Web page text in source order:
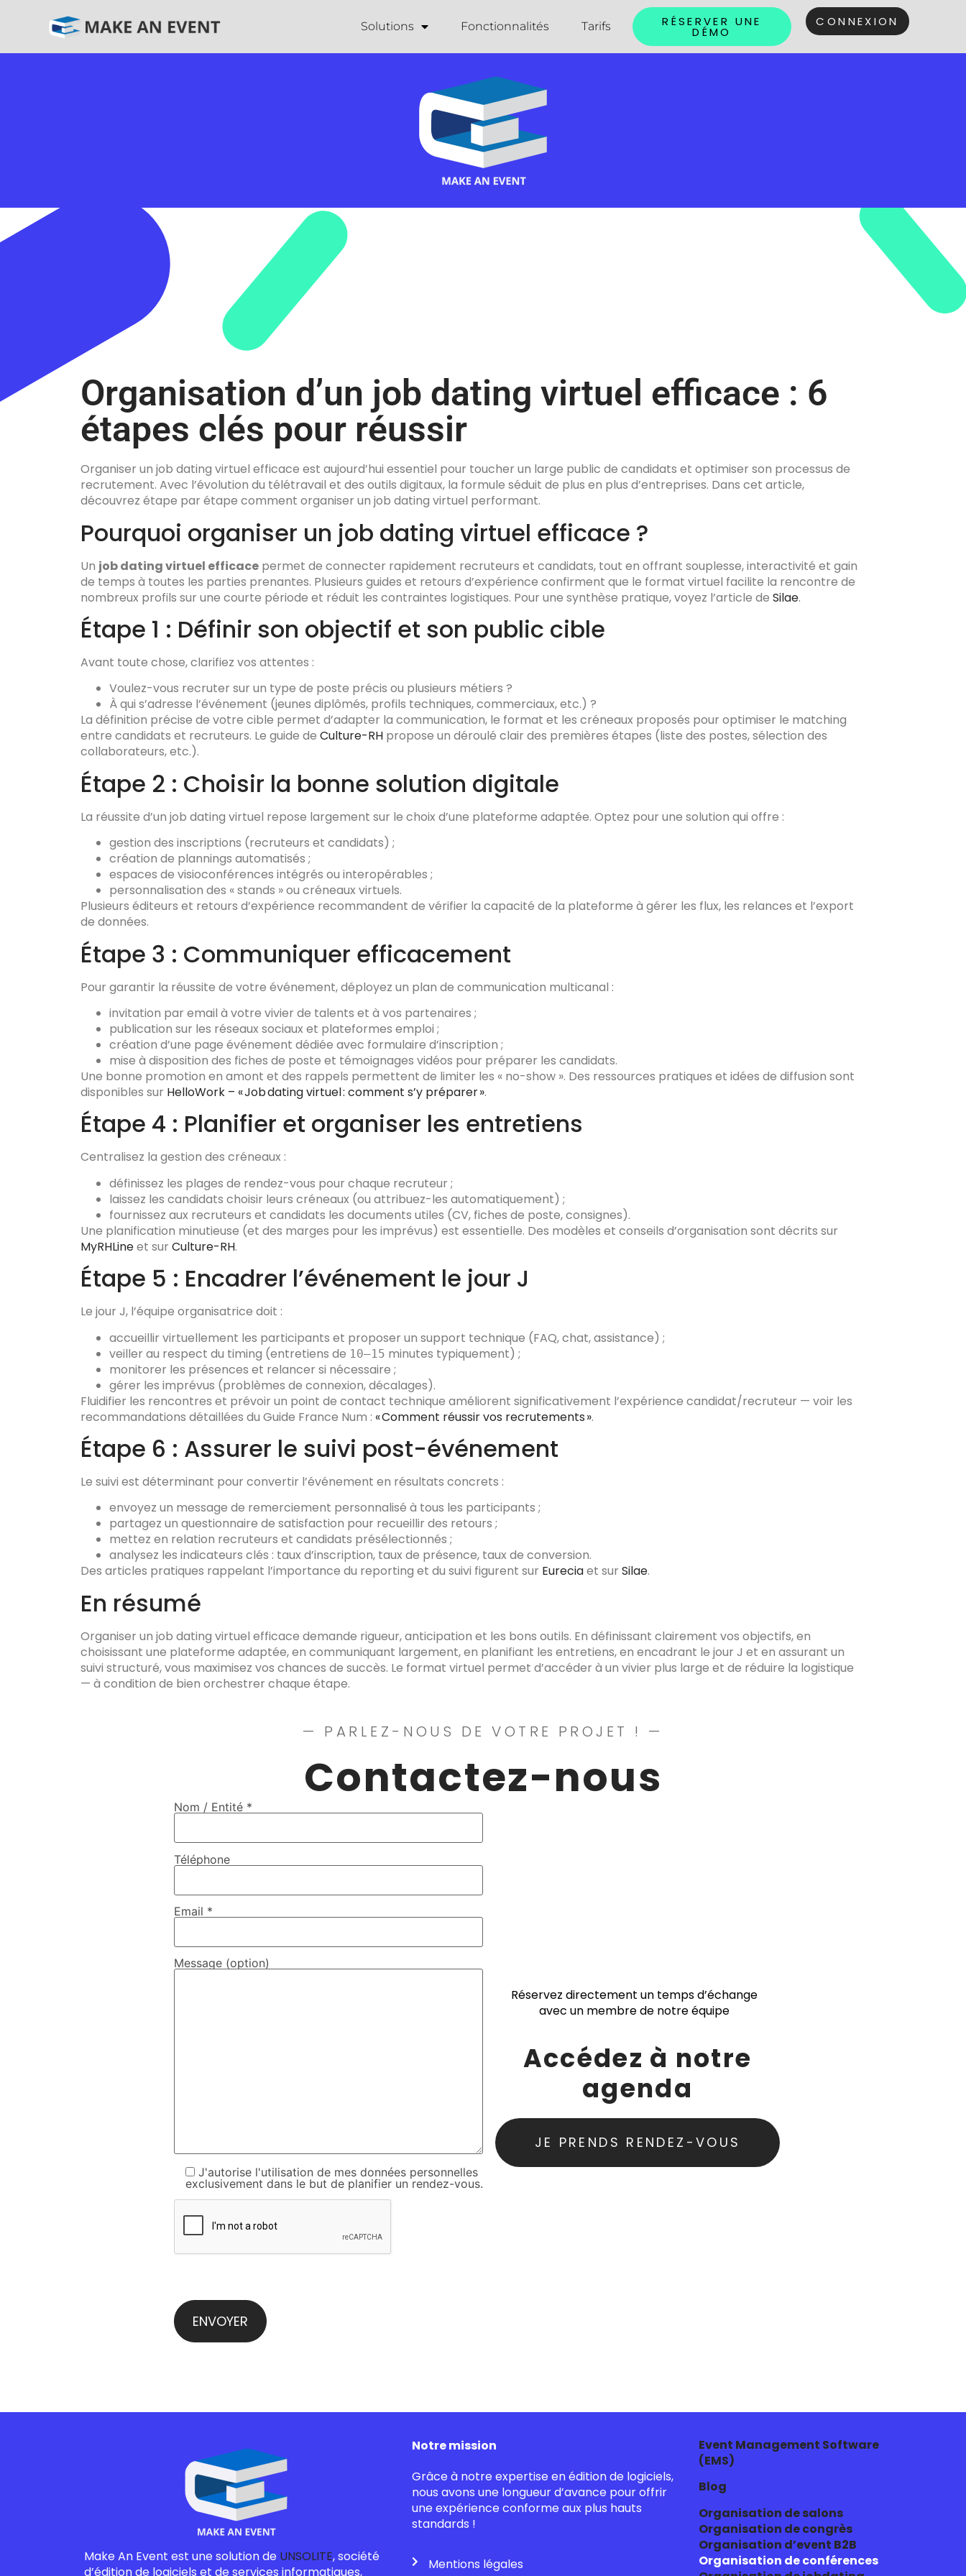
Solutions Fonctionnalités Tarifs RÉSERVER UNE
DÉMO
CONNEXION
Organisation d’un job dating virtuel efficace : 6
étapes clés pour réussir
Organiser un job dating virtuel efficace est aujourd’hui essentiel pour toucher un large public de candidats et optimiser son processus de
recrutement. Avec l’évolution du télétravail et des outils digitaux, la formule séduit de plus en plus d’entreprises. Dans cet article,
découvrez étape par étape comment organiser un job dating virtuel performant.
Pourquoi organiser un job dating virtuel efficace ?
Un job dating virtuel efficace permet de connecter rapidement recruteurs et candidats, tout en offrant souplesse, interactivité et gain
de temps à toutes les parties prenantes. Plusieurs guides et retours d’expérience confirment que le format virtuel facilite la rencontre de
nombreux profils sur une courte période et réduit les contraintes logistiques. Pour une synthèse pratique, voyez l’article de Silae.
Étape 1 : Définir son objectif et son public cible
Avant toute chose, clarifiez vos attentes :
Voulez-vous recruter sur un type de poste précis ou plusieurs métiers ?
À qui s’adresse l’événement (jeunes diplômés, profils techniques, commerciaux, etc.) ?
La définition précise de votre cible permet d’adapter la communication, le format et les créneaux proposés pour optimiser le matching
entre candidats et recruteurs. Le guide de Culture-RH propose un déroulé clair des premières étapes (liste des postes, sélection des
collaborateurs, etc.).
Étape 2 : Choisir la bonne solution digitale
La réussite d’un job dating virtuel repose largement sur le choix d’une plateforme adaptée. Optez pour une solution qui offre :
gestion des inscriptions (recruteurs et candidats) ;
création de plannings automatisés ;
espaces de visioconférences intégrés ou interopérables ;
personnalisation des « stands » ou créneaux virtuels.
Plusieurs éditeurs et retours d’expérience recommandent de vérifier la capacité de la plateforme à gérer les flux, les relances et l’export
de données.
Étape 3 : Communiquer efficacement
Pour garantir la réussite de votre événement, déployez un plan de communication multicanal :
invitation par email à votre vivier de talents et à vos partenaires ;
publication sur les réseaux sociaux et plateformes emploi ;
création d’une page événement dédiée avec formulaire d’inscription ;
mise à disposition des fiches de poste et témoignages vidéos pour préparer les candidats.
Une bonne promotion en amont et des rappels permettent de limiter les « no-show ». Des ressources pratiques et idées de diffusion sont
disponibles sur HelloWork – « Job dating virtuel : comment s’y préparer ».
Étape 4 : Planifier et organiser les entretiens
Centralisez la gestion des créneaux :
définissez les plages de rendez-vous pour chaque recruteur ;
laissez les candidats choisir leurs créneaux (ou attribuez-les automatiquement) ;
fournissez aux recruteurs et candidats les documents utiles (CV, fiches de poste, consignes).
Une planification minutieuse (et des marges pour les imprévus) est essentielle. Des modèles et conseils d’organisation sont décrits sur
MyRHLineet sur Culture-RH.
Étape 5 : Encadrer l’événement le jour J
Le jour J, l’équipe organisatrice doit :
accueillir virtuellement les participants et proposer un support technique (FAQ, chat, assistance) ;
veiller au respect du timing (entretiens de 10–15 minutes typiquement) ;
monitorer les présences et relancer si nécessaire ;
gérer les imprévus (problèmes de connexion, décalages).
Fluidifier les rencontres et prévoir un point de contact technique améliorent significativement l’expérience candidat/recruteur — voir les
recommandations détaillées du Guide France Num : « Comment réussir vos recrutements ».
Étape 6 : Assurer le suivi post-événement
Le suivi est déterminant pour convertir l’événement en résultats concrets :
envoyez un message de remerciement personnalisé à tous les participants ;
partagez un questionnaire de satisfaction pour recueillir des retours ;
mettez en relation recruteurs et candidats présélectionnés ;
analysez les indicateurs clés : taux d’inscription, taux de présence, taux de conversion.
Des articles pratiques rappelant l’importance du reporting et du suivi figurent sur Eureciaet sur Silae.
En résumé
Organiser un job dating virtuel efficace demande rigueur, anticipation et les bons outils. En définissant clairement vos objectifs, en
choisissant une plateforme adaptée, en communiquant largement, en planifiant les entretiens, en encadrant le jour J et en assurant un
suivi structuré, vous maximisez vos chances de succès. Le format virtuel permet d’accéder à un vivier plus large et de réduire la logistique
— à condition de bien orchestrer chaque étape.
— PARLEZ-NOUS DE VOTRE PROJET ! —
Contactez-nous
Nom / Entité *
Téléphone
Email *
Message (option)
J'autorise l'utilisation de mes données personnelles
exclusivement dans le but de planifier un rendez-vous.
Réservez directement un temps d’échange
avec un membre de notre équipe
Accédez à notre
agenda
JE PRENDS RENDEZ-VOUS
Make An Event est une solution de UNSOLITE, société
d’édition de logiciels et de services informatiques,
Notre mission
Grâce à notre expertise en édition de logiciels,
nous avons une longueur d’avance pour offrir
une expérience conforme aux plus hauts
standards !
Mentions légales
Event Management Software
(EMS)
Blog
Organisation de salons
Organisation de congrès
Organisation d’event B2B
Organisation de conférences